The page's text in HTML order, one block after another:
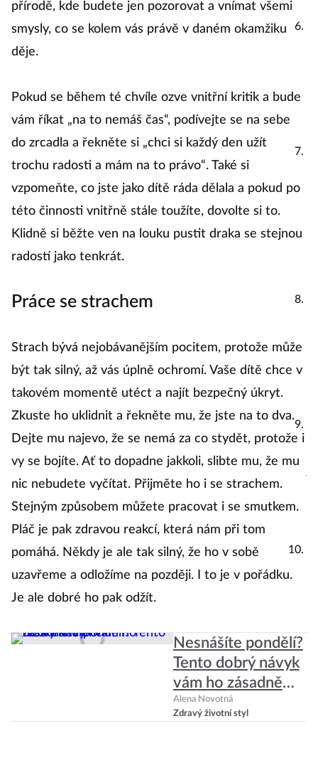
přírodě, kde budete jen pozorovat a vnímat všemi
smysly, co se kolem vás právě v daném okamžiku
děje.
Pokud se během té chvíle ozve vnitřní kritik a bude
vám říkat „na to nemáš čas“, podívejte se na sebe
do zrcadla a řekněte si „chci si každý den užít
trochu radosti a mám na to právo“. Také si
vzpomeňte, co jste jako dítě ráda dělala a pokud po
této činnosti vnitřně stále toužíte, dovolte si to.
Klidně si běžte ven na louku pustit draka se stejnou
radostí jako tenkrát.
Práce se strachem
Strach bývá nejobávanějším pocitem, protože může
být tak silný, až vás úplně ochromí. Vaše dítě chce v
takovém momentě utéct a najít bezpečný úkryt.
Zkuste ho uklidnit a řekněte mu, že jste na to dva.
Dejte mu najevo, že se nemá za co stydět, protože i
vy se bojíte. Ať to dopadne jakkoli, slibte mu, že mu
nic nebudete vyčítat. Přijměte ho i se strachem.
Stejným způsobem můžete pracovat i se smutkem.
Pláč je pak zdravou reakcí, která nám při tom
pomáhá. Někdy je ale tak silný, že ho v sobě
uzavřeme a odložíme na později. I to je v pořádku.
Je ale dobré ho pak odžít.
Nesnášíte pondělí?
Tento dobrý návyk
vám ho zásadně
ulehčí
Alena Novotná
Zdravý životní styl